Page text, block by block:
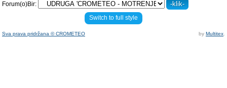
Forum(o)Bir:
Switch to full style
Sva prava pridržana © CROMETEO by Multitex